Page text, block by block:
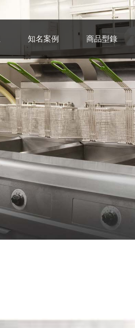
知名案例 商品型錄